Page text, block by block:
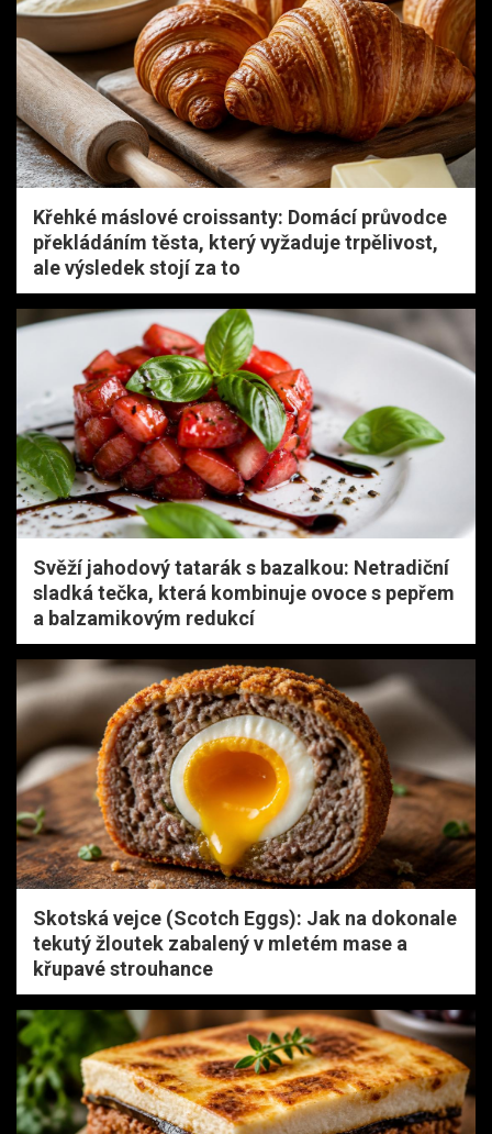
Křehké máslové croissanty: Domácí průvodce
překládáním těsta, který vyžaduje trpělivost,
ale výsledek stojí za to
Svěží jahodový tatarák s bazalkou: Netradiční
sladká tečka, která kombinuje ovoce s pepřem
a balzamikovým redukcí
Skotská vejce (Scotch Eggs): Jak na dokonale
tekutý žloutek zabalený v mletém mase a
křupavé strouhance